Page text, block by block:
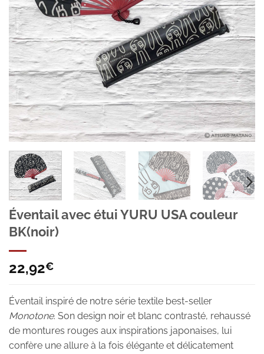
Éventail avec étui YURU USA couleur
BK(noir)
22,92€
Éventail inspiré de notre série textile best-seller
Monotone. Son design noir et blanc contrasté, rehaussé
de montures rouges aux inspirations japonaises, lui
confère une allure à la fois élégante et délicatement